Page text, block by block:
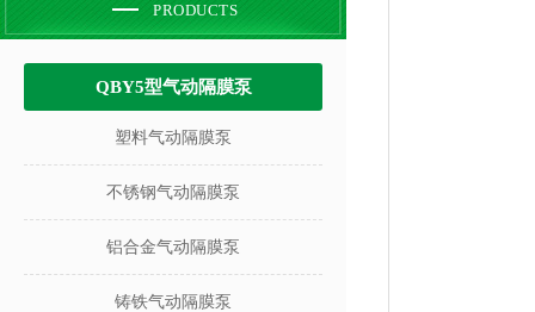
PRODUCTS
QBY5型气动隔膜泵
塑料气动隔膜泵
不锈钢气动隔膜泵
铝合金气动隔膜泵
铸铁气动隔膜泵